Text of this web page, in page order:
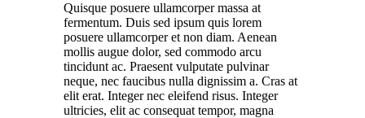
Quisque posuere ullamcorper massa at
fermentum. Duis sed ipsum quis lorem
posuere ullamcorper et non diam. Aenean
mollis augue dolor, sed commodo arcu
tincidunt ac. Praesent vulputate pulvinar
neque, nec faucibus nulla dignissim a. Cras at
elit erat. Integer nec eleifend risus. Integer
ultricies, elit ac consequat tempor, magna